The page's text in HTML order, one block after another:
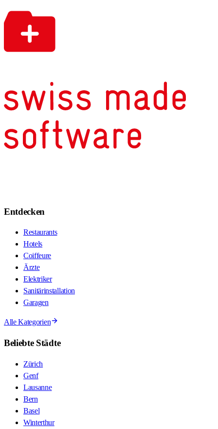
Entdecken
Restaurants
Hotels
Coiffeure
Ärzte
Elektriker
Sanitärinstallation
Garagen
Alle Kategorien
Beliebte Städte
Zürich
Genf
Lausanne
Bern
Basel
Winterthur